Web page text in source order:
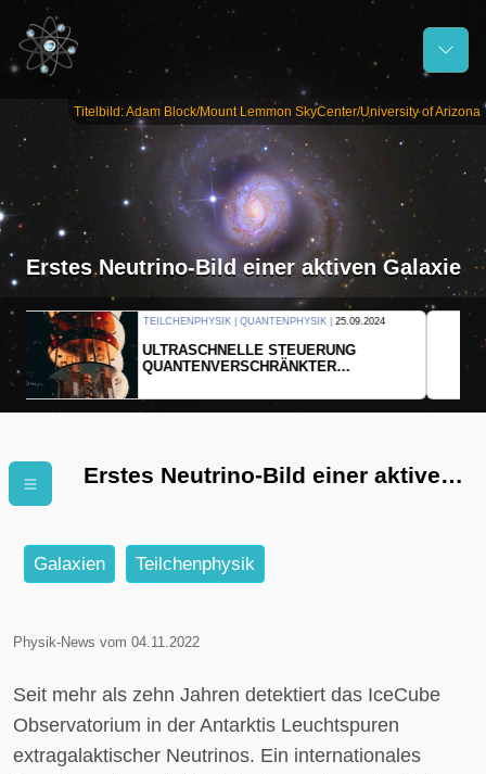
Titelbild: Adam Block/Mount Lemmon SkyCenter/University of Arizona
Erstes Neutrino-Bild einer aktiven Galaxie
THERMODYNAMIK | WELLENLEHRE |23.09.2024
FORSCHER ERZEUGEN
EINDIMENSIONALES GAS AUS LICHT
Erstes Neutrino-Bild einer aktiven
Galaxien Teilchenphysik
Physik-News vom 04.11.2022
Seit mehr als zehn Jahren detektiert das IceCube
Observatorium in der Antarktis Leuchtspuren
extragalaktischer Neutrinos. Ein internationales